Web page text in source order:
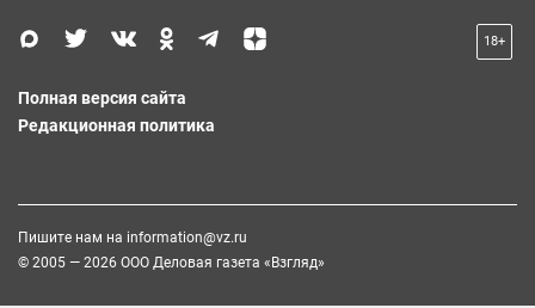
18+
Полная версия сайта
Редакционная политика
Пишите нам на information@vz.ru
© 2005 — 2026 ООО Деловая газета «Взгляд»